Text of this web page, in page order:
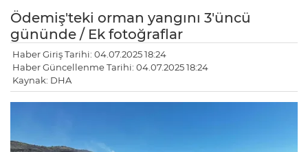
Ödemiş'teki orman yangını 3'üncü
gününde / Ek fotoğraflar
Haber Giriş Tarihi: 04.07.2025 18:24
Haber Güncellenme Tarihi: 04.07.2025 18:24
Kaynak: DHA